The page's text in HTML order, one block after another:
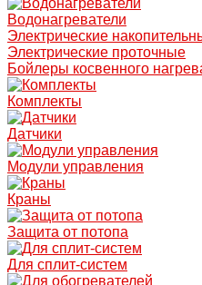
Водонагреватели
Электрические
Электрические проточные
Бойлеры косвенного
Комплекты
Датчики
Модули управления
Краны
Защита от потопа
Для сплит-систем